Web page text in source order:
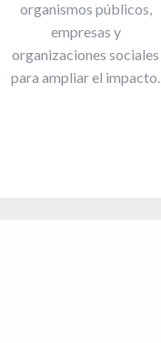
organismos públicos,
empresas y
organizaciones sociales
para ampliar el impacto.